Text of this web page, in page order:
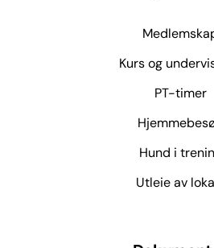
Kurs og
PT-timer
Hund i
Utleie av